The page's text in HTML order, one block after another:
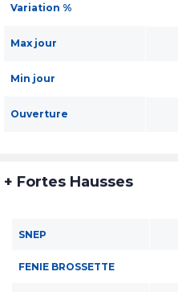
Variation %
Max jour
Min jour
Ouverture
+ Fortes Hausses
SNEP
FENIE BROSSETTE